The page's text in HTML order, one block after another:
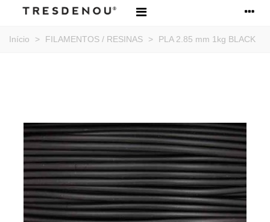
Início > FILAMENTOS / RESINAS > PLA 2.85 mm 1kg BLACK